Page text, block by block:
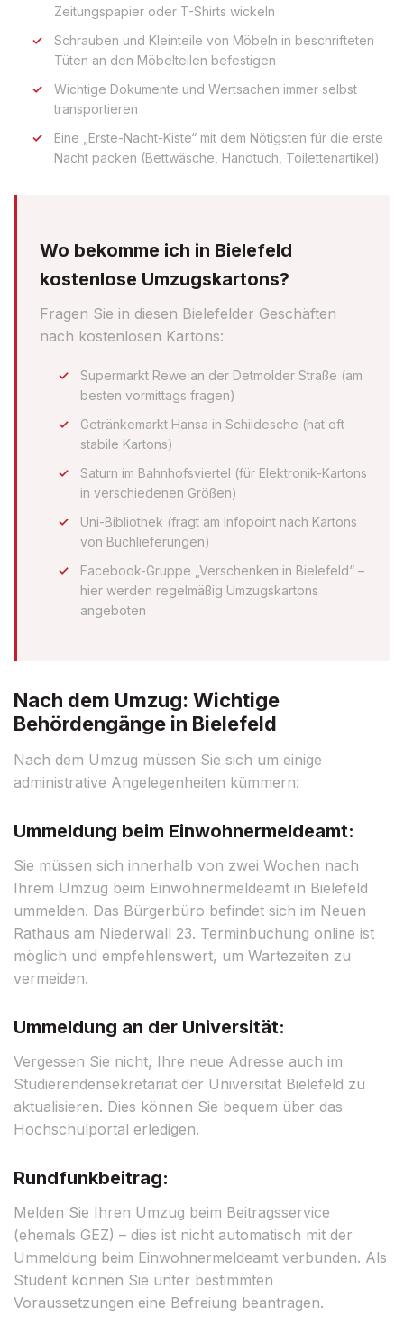
Zeitungspapier oder T-Shirts wickeln
Schrauben und Kleinteile von Möbeln in beschrifteten
Tüten an den Möbelteilen befestigen
Wichtige Dokumente und Wertsachen immer selbst
transportieren
Eine „Erste-Nacht-Kiste“ mit dem Nötigsten für die erste
Nacht packen (Bettwäsche, Handtuch, Toilettenartikel)
Wo bekomme ich in Bielefeld
kostenlose Umzugskartons?
Fragen Sie in diesen Bielefelder Geschäften
nach kostenlosen Kartons:
Supermarkt Rewe an der Detmolder Straße (am
besten vormittags fragen)
Getränkemarkt Hansa in Schildesche (hat oft
stabile Kartons)
Saturn im Bahnhofsviertel (für Elektronik-Kartons
in verschiedenen Größen)
Uni-Bibliothek (fragt am Infopoint nach Kartons
von Buchlieferungen)
Facebook-Gruppe „Verschenken in Bielefeld“ –
hier werden regelmäßig Umzugskartons
angeboten
Nach dem Umzug: Wichtige
Behördengänge in Bielefeld
Nach dem Umzug müssen Sie sich um einige
administrative Angelegenheiten kümmern:
Ummeldung beim Einwohnermeldeamt:
Sie müssen sich innerhalb von zwei Wochen nach
Ihrem Umzug beim Einwohnermeldeamt in Bielefeld
ummelden. Das Bürgerbüro befindet sich im Neuen
Rathaus am Niederwall 23. Terminbuchung online ist
möglich und empfehlenswert, um Wartezeiten zu
vermeiden.
Ummeldung an der Universität:
Vergessen Sie nicht, Ihre neue Adresse auch im
Studierendensekretariat der Universität Bielefeld zu
aktualisieren. Dies können Sie bequem über das
Hochschulportal erledigen.
Rundfunkbeitrag:
Melden Sie Ihren Umzug beim Beitragsservice
(ehemals GEZ) – dies ist nicht automatisch mit der
Ummeldung beim Einwohnermeldeamt verbunden. Als
Student können Sie unter bestimmten
Voraussetzungen eine Befreiung beantragen.